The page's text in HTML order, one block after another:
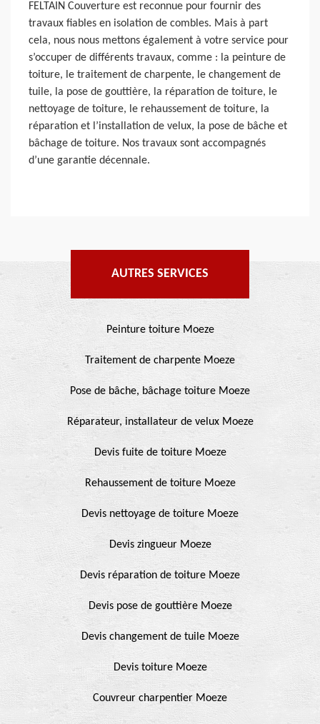
FELTAIN Couverture est reconnue pour fournir des
travaux fiables en isolation de combles. Mais à part
cela, nous nous mettons également à votre service pour
s’occuper de différents travaux, comme : la peinture de
toiture, le traitement de charpente, le changement de
tuile, la pose de gouttière, la réparation de toiture, le
nettoyage de toiture, le rehaussement de toiture, la
réparation et l’installation de velux, la pose de bâche et
bâchage de toiture. Nos travaux sont accompagnés
d’une garantie décennale.
AUTRES SERVICES
Peinture toiture Moeze
Traitement de charpente Moeze
Pose de bâche, bâchage toiture Moeze
Réparateur, installateur de velux Moeze
Devis fuite de toiture Moeze
Rehaussement de toiture Moeze
Devis nettoyage de toiture Moeze
Devis zingueur Moeze
Devis réparation de toiture Moeze
Devis pose de gouttière Moeze
Devis changement de tuile Moeze
Devis toiture Moeze
Couvreur charpentier Moeze